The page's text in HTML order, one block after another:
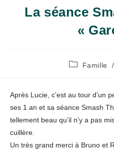
La séance
«
PostFamille /
Après Lucie, c’est au tour d’un
ses 1 an et sa séance Smash
tellement beau qu’il n’y a pas
cuillère.
Un très grand merci à Bruno et